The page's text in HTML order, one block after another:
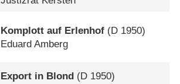
Komplott auf Erlenhof (D 1950)
Eduard Amberg
Export in Blond (D 1950)